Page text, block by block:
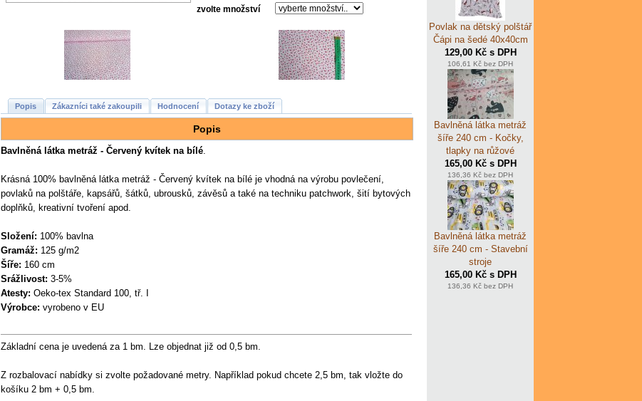
zvolte množství
Popis Zákazníci také zakoupili Hodnocení Dotazy ke zboží
Popis
Bavlněná látka metráž - Červený kvítek na bílé
Krásná 100% bavlněná látka metráž - Červený kvítek na bílé je vhodná na výrobu povlečení,
povlaků na polštáře, kapsářů, šátků, ubrousků, závěsů a také na techniku patchwork, šití bytových
doplňků, kreativní tvoření apod.
Složení: 100% bavlna
Gramáž: 125 g/m2
Šíře: 160 cm
Srážlivost: 3-5%
Atesty: Oeko-tex Standard 100, tř. I
Výrobce: vyrobeno v EU
Základní cena je uvedená za 1 bm. Lze objednat již od 0,5 bm.
Z rozbalovací nabídky si zvolte požadované metry. Například pokud chcete 2,5 bm, tak vložte do
košíku 2 bm + 0,5 bm.
Povlak na dětský polštář
Čápi na šedé 40x40cm
129,00 Kč s DPH
106,61 Kč bez DPH
Bavlněná látka metráž
šíře 240 cm - Kočky,
tlapky na růžové
165,00 Kč s DPH
136,36 Kč bez DPH
Bavlněná látka metráž
šíře 240 cm - Stavební
stroje
165,00 Kč s DPH
136,36 Kč bez DPH